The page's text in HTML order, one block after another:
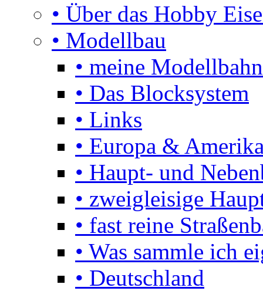
• Über das Hobby
• Modellbau
• meine
• Das Blocksystem
• Links
• Europa &
• Haupt- und
• zweigleisige
• fast reine
• Was sammle ich
• Deutschland